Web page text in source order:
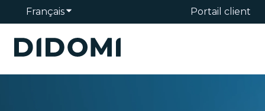
FrançaisAfficher le sous-menu pour lesPortail client